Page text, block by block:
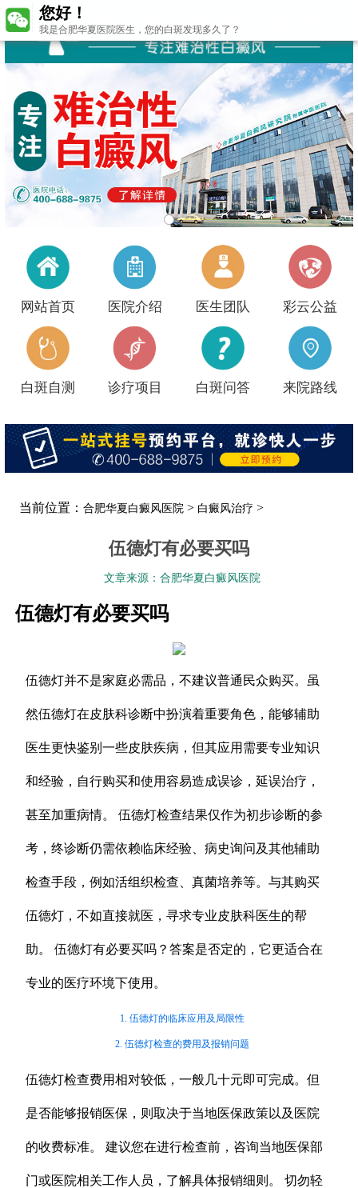
网站首页 医院介绍 医生团队 彩云公益
白斑自测 诊疗项目 白斑问答 来院路线
当前位置：合肥华夏白癜风医院 > 白癜风治疗 >
伍德灯有必要买吗
文章来源：合肥华夏白癜风医院
伍德灯有必要买吗
伍德灯并不是家庭必需品，不建议普通民众购买。虽
然伍德灯在皮肤科诊断中扮演着重要角色，能够辅助
医生更快鉴别一些皮肤疾病，但其应用需要专业知识
和经验，自行购买和使用容易造成误诊，延误治疗，
甚至加重病情。 伍德灯检查结果仅作为初步诊断的参
考，终诊断仍需依赖临床经验、病史询问及其他辅助
检查手段，例如活组织检查、真菌培养等。与其购买
伍德灯，不如直接就医，寻求专业皮肤科医生的帮
助。 伍德灯有必要买吗？答案是否定的，它更适合在
专业的医疗环境下使用。
1. 伍德灯的临床应用及局限性
2. 伍德灯检查的费用及报销问题
伍德灯检查费用相对较低，一般几十元即可完成。但
是否能够报销医保，则取决于当地医保政策以及医院
的收费标准。 建议您在进行检查前，咨询当地医保部
门或医院相关工作人员，了解具体报销细则。 切勿轻
您好！
我是合肥华夏医院医生，您的白斑发现多久了？